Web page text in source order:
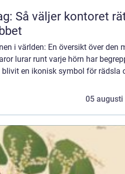
Så väljer kontoret
i världen: En översikt över den
lurar runt varje hörn har
blivit en ikonisk symbol för rädsla
05 augusti